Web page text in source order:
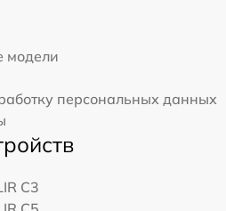
модели
персональных данных
С3